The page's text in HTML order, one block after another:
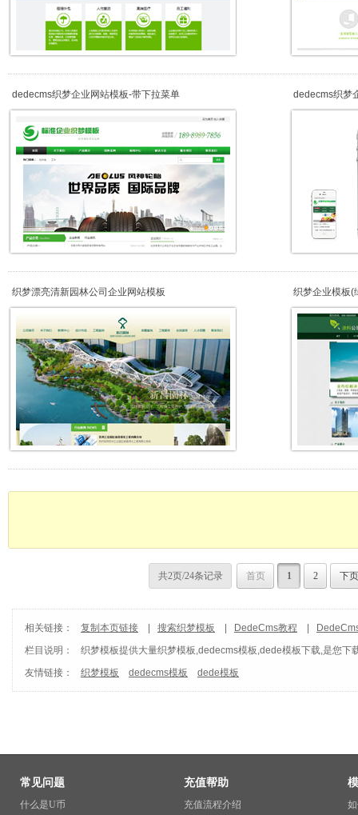
dedecms织梦企业网站模板-带下拉菜单 dedecms织梦
织梦漂亮清新园林公司企业网站模板 织梦企业模板(
共2页/24条记录 首页 1 2 下页
相关链接： 复制本页链接 搜索织梦模板 DedeCms教程
栏目说明：
织梦模板提供大量织梦模板,dedecms模板,dede模板下载,是您
友情链接：
织梦模板 dedecms模板 dede模板
常见问题
什么是U币
充值帮助
充值流程介绍